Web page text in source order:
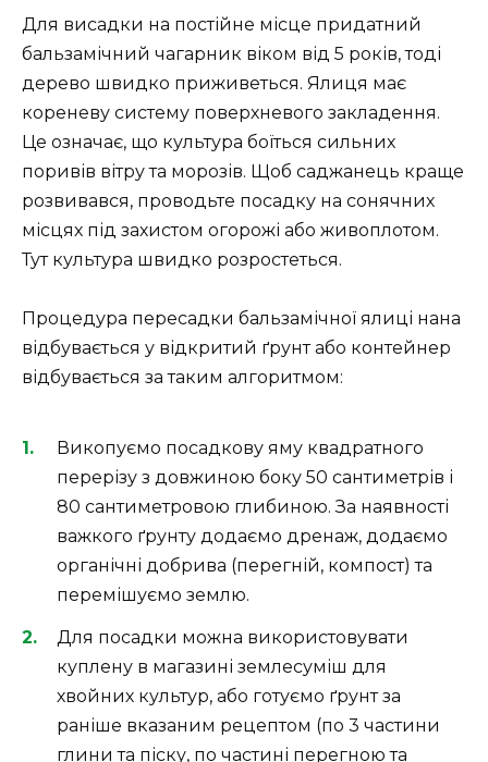
Для висадки на постійне місце придатний
бальзамічний чагарник віком від 5 років, тоді
дерево швидко приживеться. Ялиця має
кореневу систему поверхневого закладення.
Це означає, що культура боїться сильних
поривів вітру та морозів. Щоб саджанець краще
розвивався, проводьте посадку на сонячних
місцях під захистом огорожі або живоплотом.
Тут культура швидко розростеться.
Процедура пересадки бальзамічної ялиці нана
відбувається у відкритий ґрунт або контейнер
відбувається за таким алгоритмом:
Викопуємо посадкову яму квадратного
перерізу з довжиною боку 50 сантиметрів і
80 сантиметровою глибиною. За наявності
важкого ґрунту додаємо дренаж, додаємо
органічні добрива (перегній, компост) та
перемішуємо землю.
Для посадки можна використовувати
куплену в магазині землесуміш для
хвойних культур, або готуємо ґрунт за
раніше вказаним рецептом (по 3 частини
глини та піску, по частині перегною та